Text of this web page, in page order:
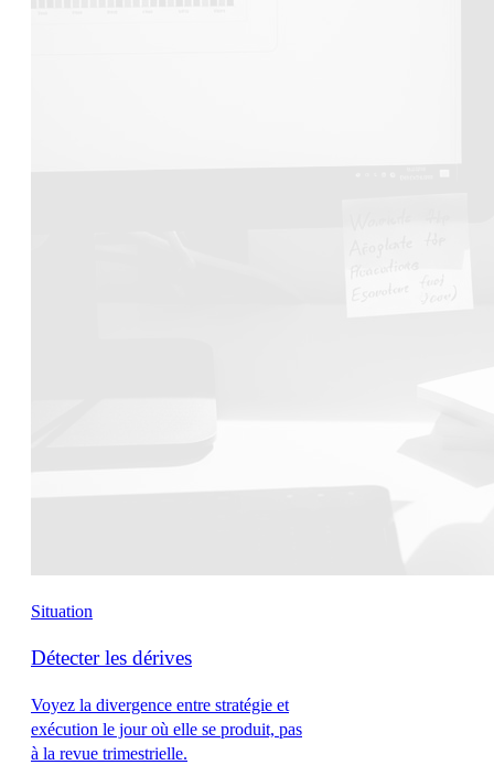
Situation
Détecter les dérives
Voyez la divergence entre stratégie et
exécution le jour où elle se produit, pas
à la revue trimestrielle.